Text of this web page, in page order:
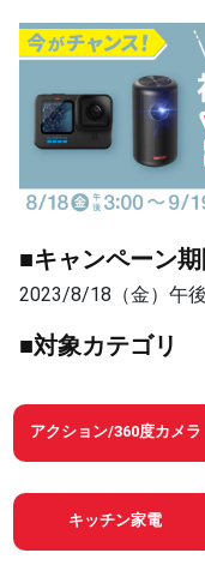
■キャンペーン期
2023/8/18（金）午
■対象カテゴリ
アクション/360度カメラ
キッチン家電